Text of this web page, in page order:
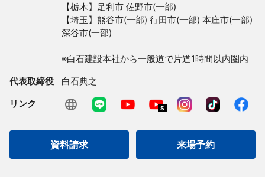
【栃木】足利市 佐野市(一部)
【埼玉】熊谷市(一部) 行田市(一部) 本庄市(一部)
深谷市(一部)
※白石建設本社から一般道で片道1時間以内圏内
代表取締役 白石典之
リンク
資料請求 来場予約